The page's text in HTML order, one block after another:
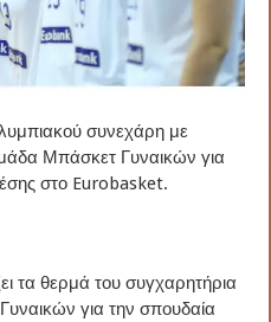
συνεχάρη με
Μπάσκετ Γυναικών για
στο Eurobasket.
τα θερμά του συγχαρητήρια
για την σπουδαία